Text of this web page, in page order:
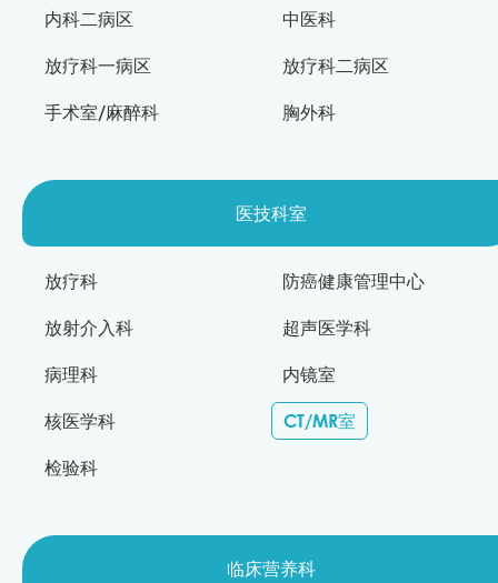
内科二病区 中医科
放疗科一病区 放疗科二病区
手术室/麻醉科 胸外科
医技科室
放疗科 防癌健康管理中心
放射介入科 超声医学科
病理科 内镜室
核医学科 CT/MR室
检验科
临床营养科